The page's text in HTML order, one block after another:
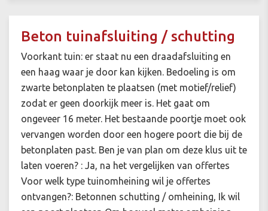
Beton tuinafsluiting / schutting
Voorkant tuin: er staat nu een draadafsluiting en
een haag waar je door kan kijken. Bedoeling is om
zwarte betonplaten te plaatsen (met motief/relief)
zodat er geen doorkijk meer is. Het gaat om
ongeveer 16 meter. Het bestaande poortje moet ook
vervangen worden door een hogere poort die bij de
betonplaten past. Ben je van plan om deze klus uit te
laten voeren? : Ja, na het vergelijken van offertes
Voor welk type tuinomheining wil je offertes
ontvangen?: Betonnen schutting / omheining, Ik wil